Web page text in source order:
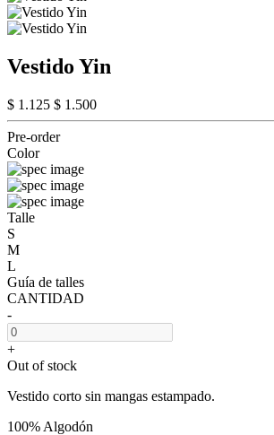
Vestido Yin
$ 1.125 $ 1.500
Pre-order
Color
Talle
S
M
L
Guía de talles
CANTIDAD
-
+
Out of stock
Vestido corto sin mangas estampado.
100% Algodón